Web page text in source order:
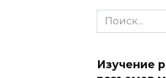
Search
for:
Изучение